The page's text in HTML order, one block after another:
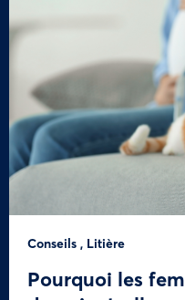
Conseils , Litière
Pourquoi les